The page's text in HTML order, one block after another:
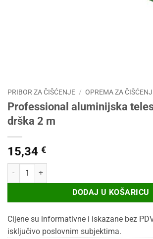
PRIBOR ZA ČIŠĆENJE / OPREMA ZA
Professional aluminijska
drška 2 m
15,34 €
Professional aluminijska teleskopska drška 2
DODAJ U KOŠARICU
Cijene su informativne i iskazane bez
isključivo poslovnim subjektima.